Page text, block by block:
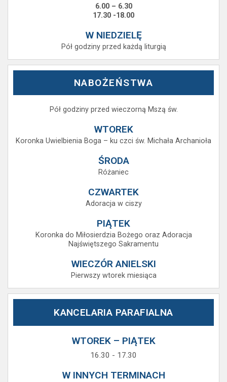
6.00 – 6.30
17.30 -18.00
W NIEDZIELĘ
Pół godziny przed każdą liturgią
NABOŻEŃSTWA
Pół godziny przed wieczorną Mszą św.
WTOREK
Koronka Uwielbienia Boga – ku czci św. Michała Archanioła
ŚRODA
Różaniec
CZWARTEK
Adoracja w ciszy
PIĄTEK
Koronka do Miłosierdzia Bożego oraz Adoracja
Najświętszego Sakramentu
WIECZÓR ANIELSKI
Pierwszy wtorek miesiąca
KANCELARIA PARAFIALNA
WTOREK – PIĄTEK
16.30 - 17.30
W INNYCH TERMINACH